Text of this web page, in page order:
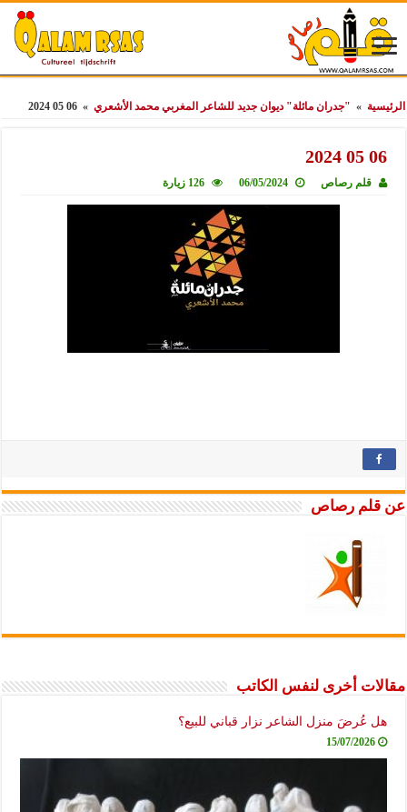
الرئيسية » "جدران مائلة" ديوان جديد للشاعر المغربي محمد الأشعري »
06 05 2024
06 05 2024
قلم رصاص 06/05/2024 126 زيارة
عن قلم رصاص
مقالات أخرى لنفس الكاتب
هل عُرضَ منزل الشاعر نزار قباني للبيع؟
15/07/2026